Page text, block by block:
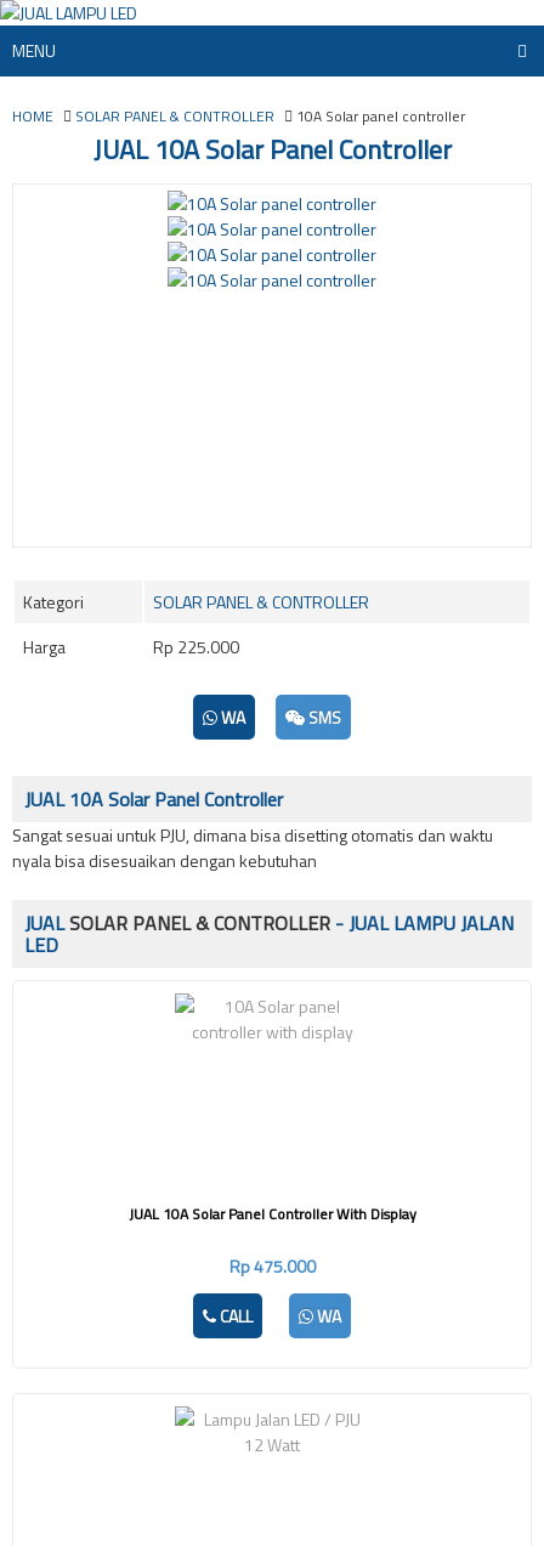
MENU
HOME SOLAR PANEL & CONTROLLER 10A Solar panel controller
JUAL 10A Solar Panel Controller
Kategori
SOLAR PANEL & CONTROLLER
Harga
Rp 225.000
WA SMS
JUAL 10A Solar Panel Controller
Sangat sesuai untuk PJU, dimana bisa disetting otomatis dan waktu
nyala bisa disesuaikan dengan kebutuhan
JUALSOLAR PANEL & CONTROLLER - JUAL LAMPU JALAN
LED
JUAL 10A Solar Panel Controller With Display
Rp 475.000
CALL
WA